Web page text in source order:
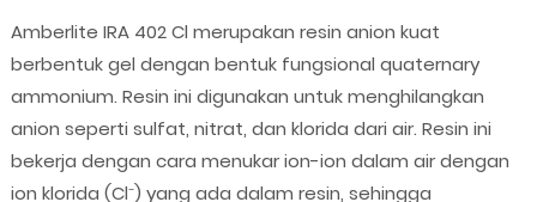
Amberlite IRA 402 Cl merupakan resin anion kuat
berbentuk gel dengan bentuk fungsional quaternary
ammonium. Resin ini digunakan untuk menghilangkan
anion seperti sulfat, nitrat, dan klorida dari air. Resin ini
bekerja dengan cara menukar ion-ion dalam air dengan
ion klorida (Cl⁻) yang ada dalam resin, sehingga